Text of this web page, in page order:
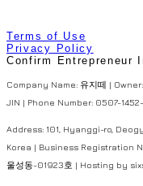
Terms of Use
Privacy Policy
Confirm Entrepreneur
Company Name: 유지떼 |
JIN | Phone Number: 0507-
Address: 101, Hyanggi-ro,
Korea | Business Registration
울성동-01923호 | Hosting by